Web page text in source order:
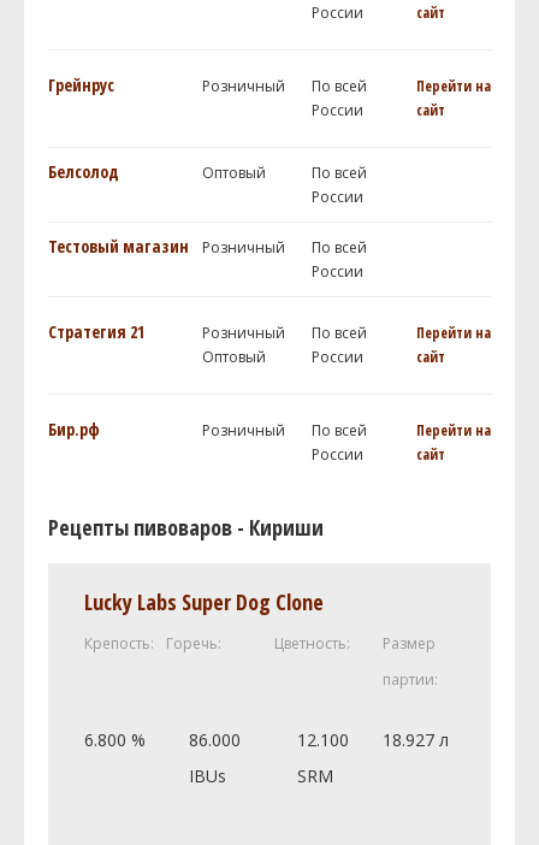
России
сайт
Грейнрус Розничный
По всей
России
Перейти на
сайт
Белсолод Оптовый
По всей
России
Тестовый магазин Розничный
По всей
России
Стратегия 21
Розничный
Оптовый
По всей
России
Перейти на
сайт
Бир.рф Розничный
По всей
России
Перейти на
сайт
Рецепты пивоваров - Кириши
Lucky Labs Super Dog Clone
Крепость: Горечь: Цветность:
Размер
партии:
6.800 %
86.000
IBUs
12.100
SRM
18.927 л